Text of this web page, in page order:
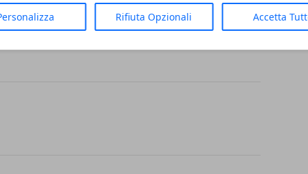
Rifiuta Opzionali Accetta